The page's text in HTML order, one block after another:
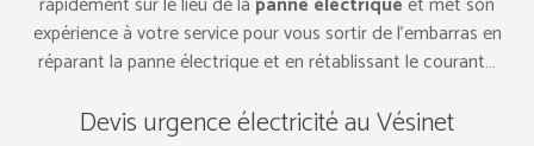
expérience à votre service pour vous sortir de l’embarras en
réparant la panne électrique et en rétablissant le courant…
Devis urgence électricité au Vésinet